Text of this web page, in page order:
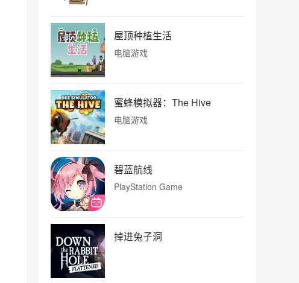
屋顶种植生活
电脑游戏
蜜蜂模拟器：The Hive
电脑游戏
碧蓝航线
PlayStation Game
掉进兔子洞